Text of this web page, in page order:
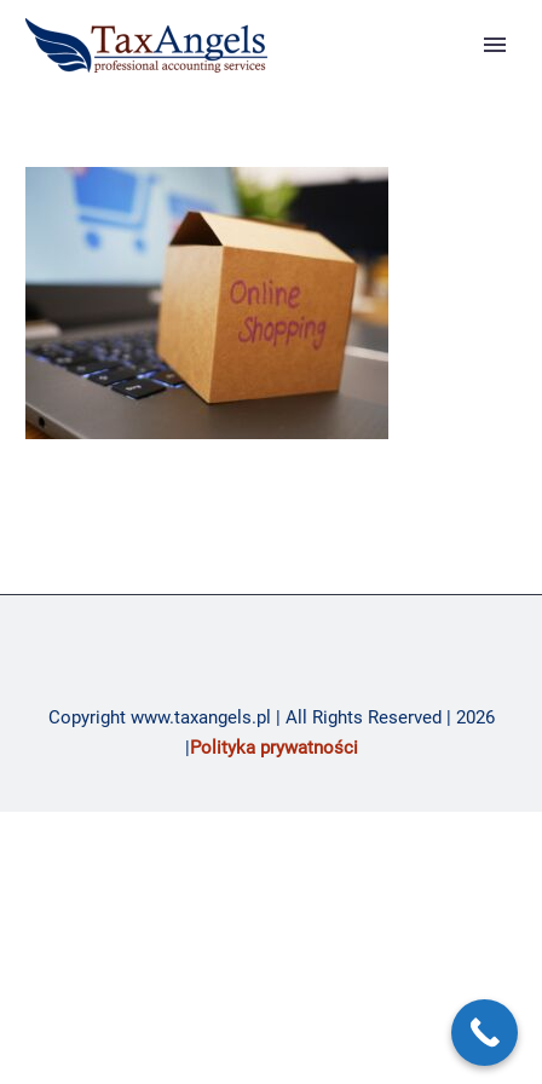
Copyright www.taxangels.pl | All Rights Reserved | 2026
|Polityka prywatności